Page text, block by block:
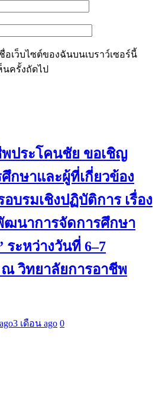
เว็บไซต์ของฉันบนเบราว์เซอร์นี้
นครั้งถัดไป
ประโคนชัย ขอเชิญ
กษาและผู้ที่เกี่ยวข้อง
อบรมเชิงปฏิบัติการ เรื่อง
ฒนาการจัดการศึกษา
ะหว่างวันที่ 6–7
วิทยาลัยการอาชีพ
3 เดือน ago 0